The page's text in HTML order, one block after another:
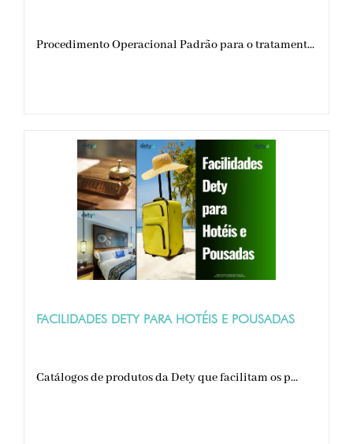
Procedimento Operacional Padrão para o tratament...
FACILIDADES DETY PARA HOTÉIS E POUSADAS
Catálogos de produtos da Dety que facilitam os p...